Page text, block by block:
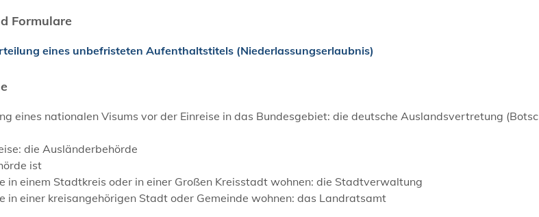
Formulare
eines unbefristeten Aufenthaltstitels (Niederlassungserlaubnis)
eines nationalen Visums vor der Einreise in das Bundesgebiet: die deutsche Auslandsvertretung
die Ausländerbehörde
ist
in einem Stadtkreis oder in einer Großen Kreisstadt wohnen: die Stadtverwaltung
in einer kreisangehörigen Stadt oder Gemeinde wohnen: das Landratsamt